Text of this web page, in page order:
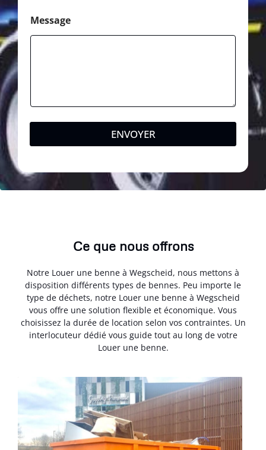
Message
ENVOYER
Ce que nous offrons
Notre Louer une benne à Wegscheid, nous mettons à
disposition différents types de bennes. Peu importe le
type de déchets, notre Louer une benne à Wegscheid
vous offre une solution flexible et économique. Vous
choisissez la durée de location selon vos contraintes. Un
interlocuteur dédié vous guide tout au long de votre
Louer une benne.